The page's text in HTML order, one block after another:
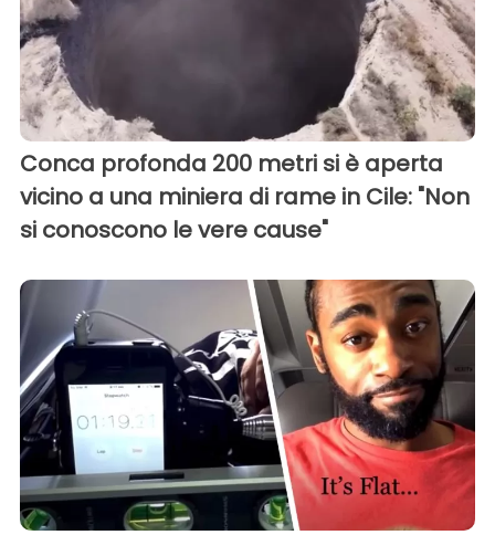
Conca profonda 200 metri si è aperta
vicino a una miniera di rame in Cile: "Non
si conoscono le vere cause"